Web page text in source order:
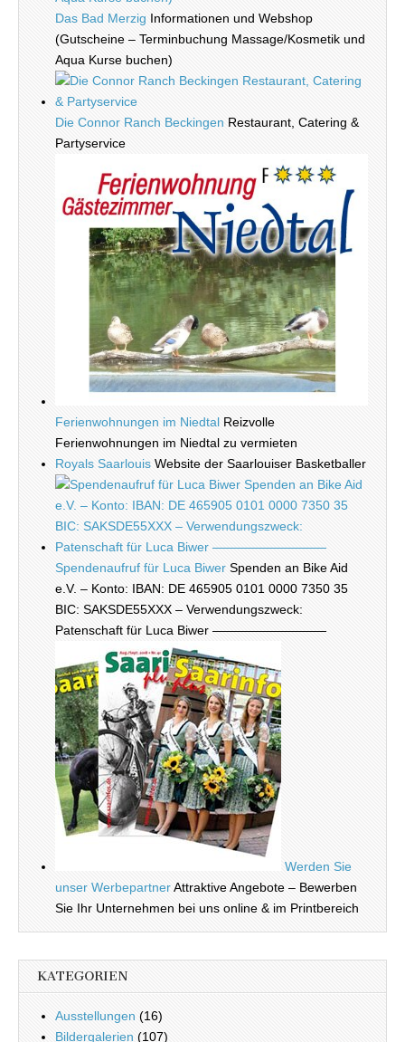
Das Bad Merzig Informationen und Webshop
(Gutscheine – Terminbuchung Massage/Kosmetik und
Aqua Kurse buchen)
Die Connor Ranch Beckingen Restaurant, Catering &
Partyservice
Ferienwohnungen im Niedtal Reizvolle
Ferienwohnungen im Niedtal zu vermieten
Royals Saarlouis Website der Saarlouiser Basketballer
Spendenaufruf für Luca Biwer Spenden an Bike Aid
e.V. – Konto: IBAN: DE 465905 0101 0000 7350 35
BIC: SAKSDE55XXX – Verwendungszweck:
Patenschaft für Luca Biwer —————————
Werden Sie
unser WerbepartnerAttraktive Angebote – Bewerben
Sie Ihr Unternehmen bei uns online & im Printbereich
KATEGORIEN
Ausstellungen (16)
Bildergalerien (107)